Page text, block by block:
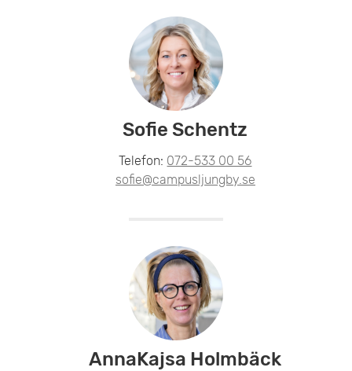
Sofie Schentz
Telefon: 072-533 00 56
sofie@campusljungby.se
AnnaKajsa Holmbäck